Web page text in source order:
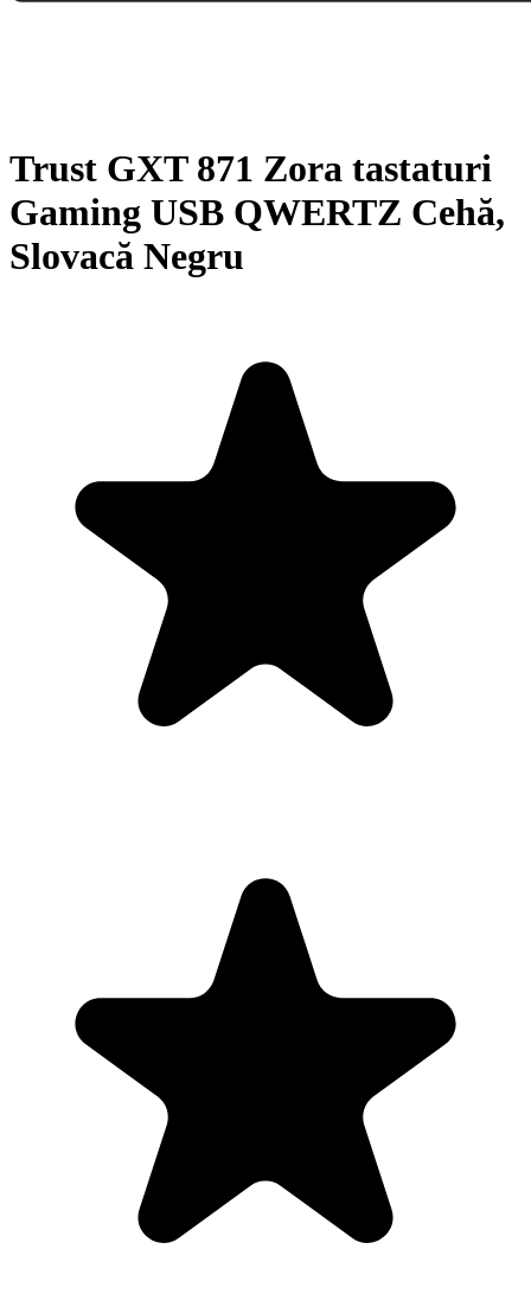
Trust GXT 871 Zora tastaturi
Gaming USB QWERTZ Cehă,
Slovacă Negru